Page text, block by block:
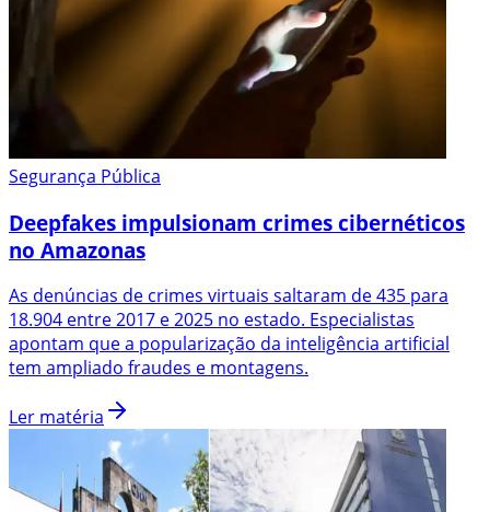
Segurança Pública
Deepfakes impulsionam crimes cibernéticos
no Amazonas
As denúncias de crimes virtuais saltaram de 435 para
18.904 entre 2017 e 2025 no estado. Especialistas
apontam que a popularização da inteligência artificial
tem ampliado fraudes e montagens.
Ler matéria